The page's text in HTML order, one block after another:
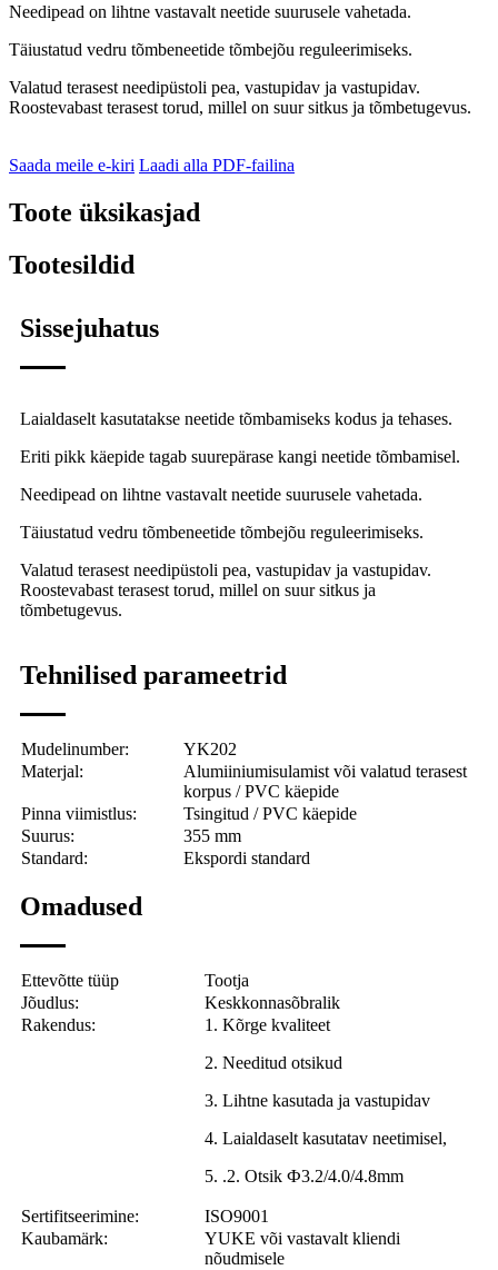
Needipead on lihtne vastavalt neetide suurusele vahetada.
Täiustatud vedru tõmbeneetide tõmbejõu reguleerimiseks.
Valatud terasest needipüstoli pea, vastupidav ja vastupidav.
Roostevabast terasest torud, millel on suur sitkus ja tõmbetugevus.
Saada meile e-kiri Laadi alla PDF-failina
Toote üksikasjad
Tootesildid
Sissejuhatus
Laialdaselt kasutatakse neetide tõmbamiseks kodus ja tehases.
Eriti pikk käepide tagab suurepärase kangi neetide tõmbamisel.
Needipead on lihtne vastavalt neetide suurusele vahetada.
Täiustatud vedru tõmbeneetide tõmbejõu reguleerimiseks.
Valatud terasest needipüstoli pea, vastupidav ja vastupidav.
Roostevabast terasest torud, millel on suur sitkus ja
tõmbetugevus.
Tehnilised parameetrid
Mudelinumber:
YK202
Materjal:
Alumiiniumisulamist või valatud terasest
korpus / PVC käepide
Pinna viimistlus:
Tsingitud / PVC käepide
Suurus:
355 mm
Standard:
Ekspordi standard
Omadused
Ettevõtte tüüp
Tootja
Jõudlus:
Keskkonnasõbralik
Rakendus:
1. Kõrge kvaliteet
2. Needitud otsikud
3. Lihtne kasutada ja vastupidav
4. Laialdaselt kasutatav neetimisel,
5. .2. Otsik Ф3.2/4.0/4.8mm
Sertifitseerimine:
ISO9001
Kaubamärk:
YUKE või vastavalt kliendi
nõudmisele